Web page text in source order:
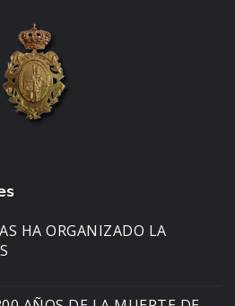
HA ORGANIZADO LA